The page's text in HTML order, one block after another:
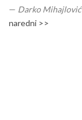
— Darko Mihajlović
naredni >>